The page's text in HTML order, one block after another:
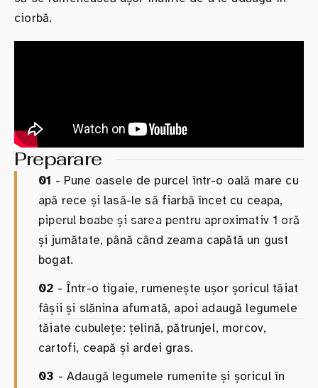
ciorbă.
Preparare
01 - Pune oasele de purcel într-o oală mare cu
apă rece și lasă-le să fiarbă încet cu ceapa,
piperul boabe și sarea pentru aproximativ 1 oră
și jumătate, până când zeama capătă un gust
bogat.
02 - Într-o tigaie, rumenește ușor șoricul tăiat
fâșii și slănina afumată, apoi adaugă legumele
tăiate cubulețe: țelină, pătrunjel, morcov,
cartofi, ceapă și ardei gras.
03 - Adaugă legumele rumenite și șoricul în